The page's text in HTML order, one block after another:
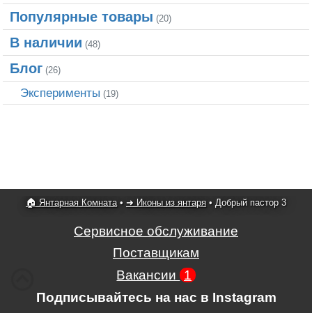
Популярные товары (20)
В наличии (48)
Блог (26)
Эксперименты (19)
🏠 Янтарная Комната• ➜ Иконы из янтаря • Добрый пастор 3
Сервисное обслуживание
Поставщикам
Вакансии 1
Подписывайтесь на нас в Instagram